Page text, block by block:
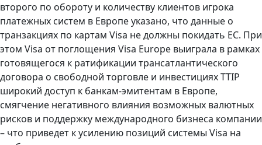
второго по обороту и количеству клиентов игрока
платежных систем в Европе указано, что данные о
транзакциях по картам Visa не должны покидать ЕС. При
этом Visa от поглощения Visa Europe выиграла в рамках
готовящегося к ратификации трансатлантического
договора о свободной торговле и инвестициях TTIP
широкий доступ к банкам-эмитентам в Европе,
смягчение негативного влияния возможных валютных
рисков и поддержку международного бизнеса компании
– что приведет к усилению позиций системы Visa на